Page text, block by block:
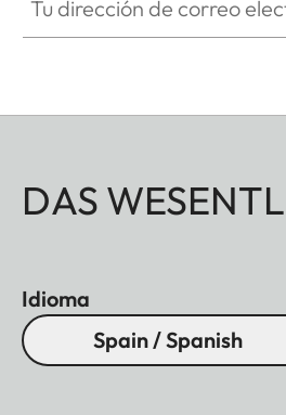
DAS
Idioma
Spain / Spanish